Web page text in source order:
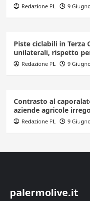
Redazione PL 9
Piste ciclabili in Terza
unilaterali, rispetto
Redazione PL 9
Contrasto al
aziende agricole
Redazione PL 9
palermolive.it